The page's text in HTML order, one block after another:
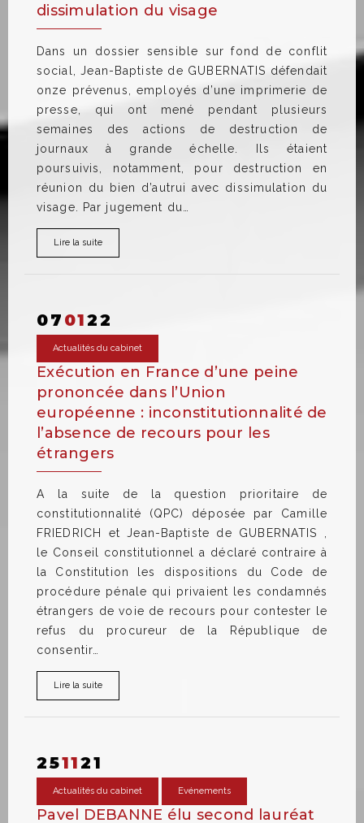
dissimulation du visage
Dans un dossier sensible sur fond de conflit
social, Jean-Baptiste de GUBERNATIS défendait
onze prévenus, employés d’une imprimerie de
presse, qui ont mené pendant plusieurs
semaines des actions de destruction de
journaux à grande échelle. Ils étaient
poursuivis, notamment, pour destruction en
réunion du bien d’autrui avec dissimulation du
visage. Par jugement du…
Lire la suite
07 0122
Actualités du cabinet
Exécution en France d’une peine
prononcée dans l’Union
européenne : inconstitutionnalité de
l’absence de recours pour les
étrangers
A la suite de la question prioritaire de
constitutionnalité (QPC) déposée par Camille
FRIEDRICH et Jean-Baptiste de GUBERNATIS ,
le Conseil constitutionnel a déclaré contraire à
la Constitution les dispositions du Code de
procédure pénale qui privaient les condamnés
étrangers de voie de recours pour contester le
refus du procureur de la République de
consentir…
Lire la suite
251121
Actualités du cabinet Evénements
Pavel DEBANNE élu second lauréat